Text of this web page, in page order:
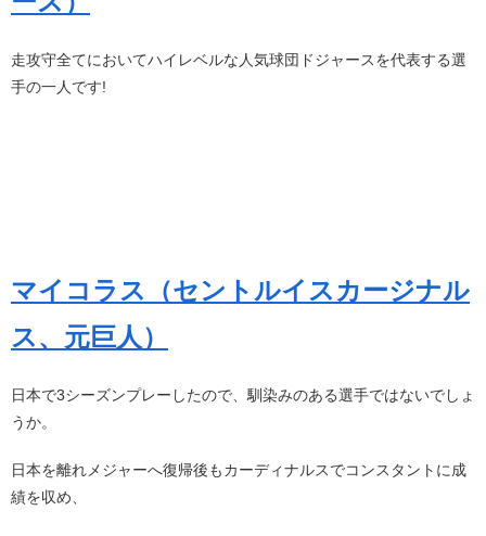
走攻守全てにおいてハイレベルな人気球団ドジャースを代表する選
手の一人です!
マイコラス（セントルイスカージナル
ス、元巨人）
日本で3シーズンプレーしたので、馴染みのある選手ではないでしょ
うか。
日本を離れメジャーへ復帰後もカーディナルスでコンスタントに成
績を収め、